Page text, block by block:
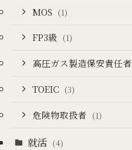
MOS (1)
FP3級 (1)
高圧ガス製造保安責任者
TOEIC (3)
危険物取扱者 (1)
就活 (4)